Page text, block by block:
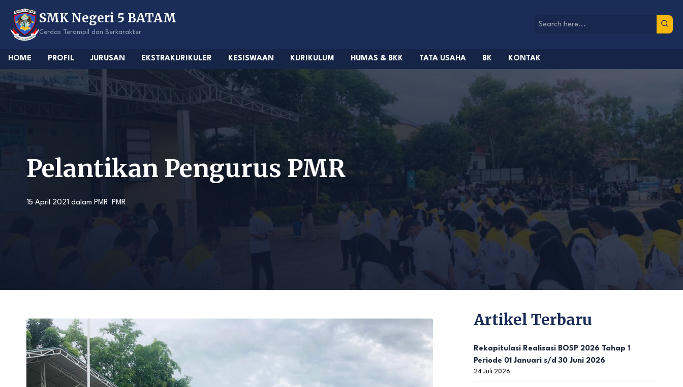
content
SMK Negeri 5 BATAM
Cerdas Terampil dan Berkarakter
HOME PROFIL JURUSAN EKSTRAKURIKULER KESISWAAN KURIKULUM HUMAS & BKK TATA USAHA BK KONTAK
Pelantikan Pengurus PMR
15 April 2021 dalam PMR PMR
Artikel Terbaru
Rekapitulasi Realisasi BOSP 2026 Tahap 1
Periode 01 Januari s/d 30 Juni 2026
24 Juli 2026